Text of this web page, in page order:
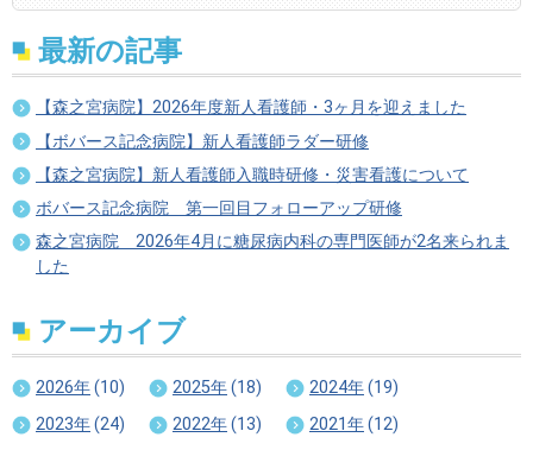
最新の記事
【森之宮病院】2026年度新人看護師・3ヶ月を迎えました
【ボバース記念病院】新人看護師ラダー研修
【森之宮病院】新人看護師入職時研修・災害看護について
ボバース記念病院 第一回目フォローアップ研修
森之宮病院 2026年4月に糖尿病内科の専門医師が2名来られま
した
アーカイブ
2026年(10) 2025年(18) 2024年(19)
2023年(24) 2022年(13) 2021年(12)